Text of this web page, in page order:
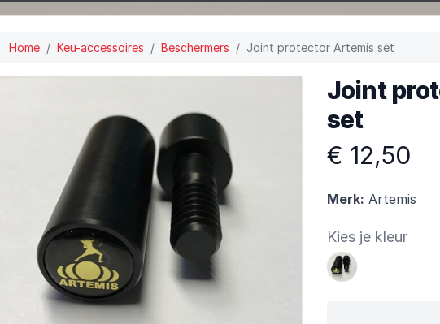
Home Keu-accessoires Beschermers Joint protector Artemis set
Joint
set
€ 12,50
Merk: Artemis
Kies je kleur